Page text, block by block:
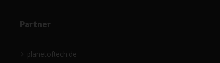
Partner
planetoftech.de